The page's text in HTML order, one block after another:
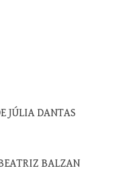
JÚLIA DANTAS
BALZAN